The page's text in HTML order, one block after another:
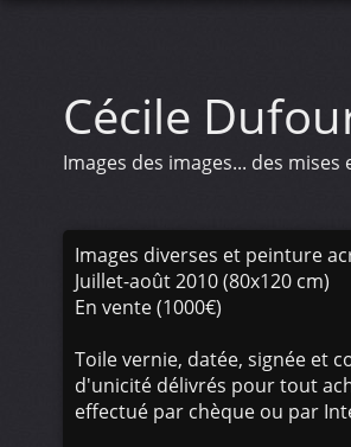
Cécile
Images des images... des
Images diverses et peinture
Juillet-août 2010 (80x120 cm)
En vente (1000€)
Toile vernie, datée, signée et
d'unicité délivrés pour tout
effectué par chèque ou par